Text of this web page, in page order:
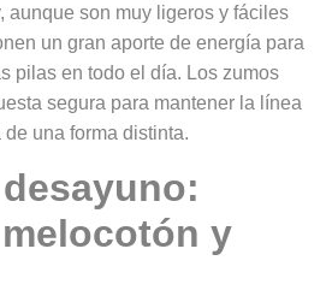
aunque son muy ligeros y fáciles
un gran aporte de energía para
pilas en todo el día. Los zumos
segura para mantener la línea
una forma distinta.
y